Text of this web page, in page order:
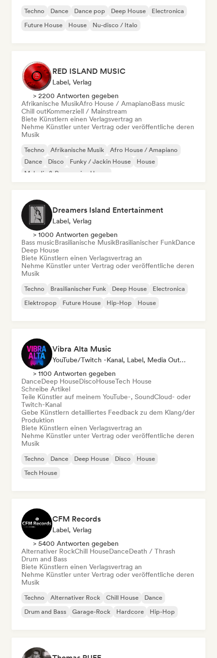
Techno Dance Dance pop Deep House
Electronica
Future House
House Nu-disco / Italo
RED ISLAND MUSIC
Label, Verlag
> 2200 Antworten gegeben
Afrikanische MusikAfro House / AmapianoBass music
Chill outKommerziell / Mainstream
Biete Künstlern einen Verlagsvertrag an
Nehme Künstler unter Vertrag oder veröffentliche deren
Musik
Techno Afrikanische Musik
Afro House / Amapiano
Dance
Disco Funky / Jackin House
House
Melodic & Progressive House
Dreamers Island Entertainment
Label, Verlag
> 1000 Antworten gegeben
Bass musicBrasilianische MusikBrasilianischer FunkDance
Deep House
Biete Künstlern einen Verlagsvertrag an
Nehme Künstler unter Vertrag oder veröffentliche deren
Musik
Techno Brasilianischer Funk Deep House
Electronica
Elektropop
Future House Hip-Hop House
Vibra Alta Music
YouTube/Twitch -Kanal, Label, Media Outlet/Journalist, Verlag, Sound Experte
> 1100 Antworten gegeben
DanceDeep HouseDiscoHouseTech House
Schreibe Artikel
Teile Künstler auf meinem YouTube-, SoundCloud- oder
Twitch-Kanal
Gebe Künstlern detailliertes Feedback zu dem Klang/der
Produktion
Biete Künstlern einen Verlagsvertrag an
Nehme Künstler unter Vertrag oder veröffentliche deren
Musik
Techno Dance Deep House Disco
House
Tech House
CFM Records
Label, Verlag
> 5400 Antworten gegeben
Alternativer RockChill HouseDanceDeath / Thrash
Drum and Bass
Biete Künstlern einen Verlagsvertrag an
Nehme Künstler unter Vertrag oder veröffentliche deren
Musik
Techno Alternativer Rock Chill House
Dance
Drum and Bass
Garage-Rock Hardcore Hip-Hop